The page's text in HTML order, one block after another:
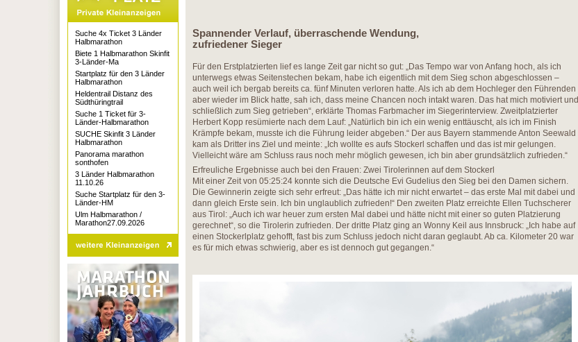
Spannender Verlauf, überraschende Wendung,
zufriedener Sieger
Für den Erstplatzierten lief es lange Zeit gar nicht so gut: „Das Tempo war von Anfang hoch, als ich
unterwegs etwas Seitenstechen bekam, habe ich eigentlich mit dem Sieg schon abgeschlossen –
auch weil ich bergab bereits ca. fünf Minuten verloren hatte. Als ich ab dem Hochleger den Führenden
aber wieder im Blick hatte, sah ich, dass meine Chancen noch intakt waren. Das hat mich motiviert und
schließlich zum Sieg getrieben“, erklärte Thomas Farbmacher im Siegerinterview. Zweitplatzierter
Herbert Kopp resümierte nach dem Lauf: „Natürlich bin ich ein wenig enttäuscht, als ich im Finish
Krämpfe bekam, musste ich die Führung leider abgeben.“ Der aus Bayern stammende Anton Seewald
kam als Dritter ins Ziel und meinte: „Ich wollte es aufs Stockerl schaffen und das ist mir gelungen.
Vielleicht wäre am Schluss raus noch mehr möglich gewesen, ich bin aber grundsätzlich zufrieden.“
Erfreuliche Ergebnisse auch bei den Frauen: Zwei Tirolerinnen auf dem Stockerl
Mit einer Zeit von 05:25:24 konnte sich die Deutsche Evi Gudelius den Sieg bei den Damen sichern.
Die Gewinnerin zeigte sich sehr erfreut: „Das hätte ich mir nicht erwartet – das erste Mal mit dabei und
dann gleich Erste sein. Ich bin unglaublich zufrieden!“ Den zweiten Platz erreichte Ellen Tuchscherer
aus Tirol: „Auch ich war heuer zum ersten Mal dabei und hätte nicht mit einer so guten Platzierung
gerechnet“, so die Tirolerin zufrieden. Der dritte Platz ging an Wonny Keil aus Innsbruck: „Ich habe auf
einen Stockerlplatz gehofft, fast bis zum Schluss jedoch nicht daran geglaubt. Ab ca. Kilometer 20 war
es für mich etwas schwierig, aber es ist dennoch gut gegangen.“
Suche 4x Ticket 3 Länder
Halbmarathon
Biete 1 Halbmarathon Skinfit
3-Länder-Ma
Startplatz für den 3 Länder
Halbmarathon
Heldentrail Distanz des
Südthüringtrail
Suche 1 Ticket für 3-
Länder-Halbmarathon
SUCHE Skinfit 3 Länder
Halbmarathon
Panorama marathon
sonthofen
3 Länder Halbmarathon
11.10.26
Suche Startplatz für den 3-
Länder-HM
Ulm Halbmarathon /
Marathon27.09.2026